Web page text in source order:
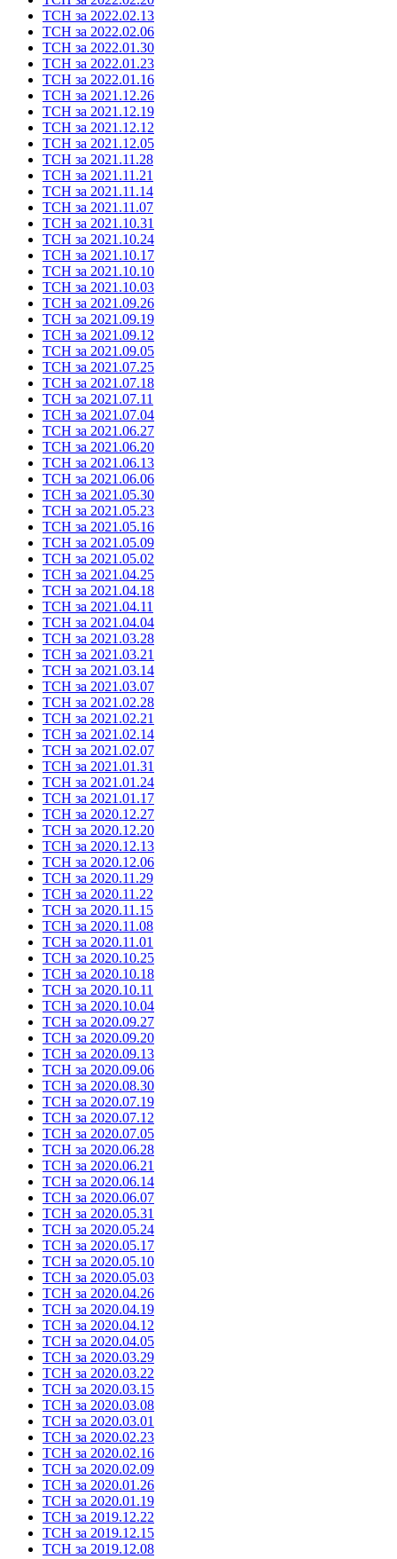
ТСН за 2022.02.13
ТСН за 2022.02.06
ТСН за 2022.01.30
ТСН за 2022.01.23
ТСН за 2022.01.16
ТСН за 2021.12.26
ТСН за 2021.12.19
ТСН за 2021.12.12
ТСН за 2021.12.05
ТСН за 2021.11.28
ТСН за 2021.11.21
ТСН за 2021.11.14
ТСН за 2021.11.07
ТСН за 2021.10.31
ТСН за 2021.10.24
ТСН за 2021.10.17
ТСН за 2021.10.10
ТСН за 2021.10.03
ТСН за 2021.09.26
ТСН за 2021.09.19
ТСН за 2021.09.12
ТСН за 2021.09.05
ТСН за 2021.07.25
ТСН за 2021.07.18
ТСН за 2021.07.11
ТСН за 2021.07.04
ТСН за 2021.06.27
ТСН за 2021.06.20
ТСН за 2021.06.13
ТСН за 2021.06.06
ТСН за 2021.05.30
ТСН за 2021.05.23
ТСН за 2021.05.16
ТСН за 2021.05.09
ТСН за 2021.05.02
ТСН за 2021.04.25
ТСН за 2021.04.18
ТСН за 2021.04.11
ТСН за 2021.04.04
ТСН за 2021.03.28
ТСН за 2021.03.21
ТСН за 2021.03.14
ТСН за 2021.03.07
ТСН за 2021.02.28
ТСН за 2021.02.21
ТСН за 2021.02.14
ТСН за 2021.02.07
ТСН за 2021.01.31
ТСН за 2021.01.24
ТСН за 2021.01.17
ТСН за 2020.12.27
ТСН за 2020.12.20
ТСН за 2020.12.13
ТСН за 2020.12.06
ТСН за 2020.11.29
ТСН за 2020.11.22
ТСН за 2020.11.15
ТСН за 2020.11.08
ТСН за 2020.11.01
ТСН за 2020.10.25
ТСН за 2020.10.18
ТСН за 2020.10.11
ТСН за 2020.10.04
ТСН за 2020.09.27
ТСН за 2020.09.20
ТСН за 2020.09.13
ТСН за 2020.09.06
ТСН за 2020.08.30
ТСН за 2020.07.19
ТСН за 2020.07.12
ТСН за 2020.07.05
ТСН за 2020.06.28
ТСН за 2020.06.21
ТСН за 2020.06.14
ТСН за 2020.06.07
ТСН за 2020.05.31
ТСН за 2020.05.24
ТСН за 2020.05.17
ТСН за 2020.05.10
ТСН за 2020.05.03
ТСН за 2020.04.26
ТСН за 2020.04.19
ТСН за 2020.04.12
ТСН за 2020.04.05
ТСН за 2020.03.29
ТСН за 2020.03.22
ТСН за 2020.03.15
ТСН за 2020.03.08
ТСН за 2020.03.01
ТСН за 2020.02.23
ТСН за 2020.02.16
ТСН за 2020.02.09
ТСН за 2020.01.26
ТСН за 2020.01.19
ТСН за 2019.12.22
ТСН за 2019.12.15
ТСН за 2019.12.08